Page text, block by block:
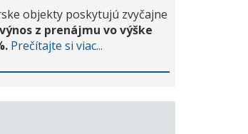
objekty poskytujú zvyčajne
z prenájmu vo výške
Prečítajte si viac...